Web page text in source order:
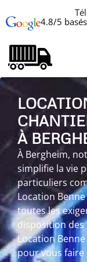
4.8/5
À
À Bergheim,
simplifie la vie
particuliers
Location
toutes les
disposition des
Location
pour vous faire